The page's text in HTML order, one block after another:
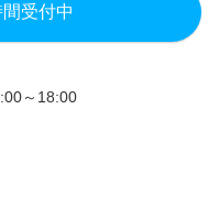
受付中
～18:00